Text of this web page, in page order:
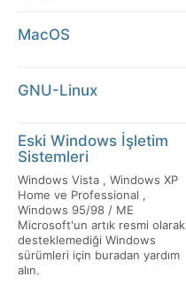
MacOS
GNU-Linux
Eski Windows İşletim
Sistemleri
Windows Vista , Windows XP
Home ve Professional ,
Windows 95/98 / ME
Microsoft'un artık resmi olarak
desteklemediği Windows
sürümleri için buradan yardım
alın.